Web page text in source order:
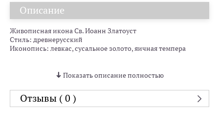
Описание
Живописная икона Св. Иоанн Златоуст
Стиль: древнерусский
Иконопись: левкас, сусальное золото, яичная темпера
Показать описание полностью
Отзывы ( 0 )